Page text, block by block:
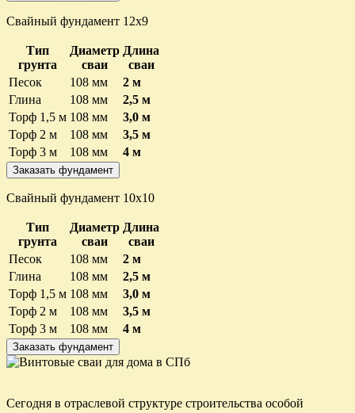
Свайный фундамент 12х9
Тип
грунта
Диаметр
сваи
Длина
сваи
Песок
108 мм
2 м
Глина
108 мм
2,5 м
Торф 1,5 м 108 мм
3,0 м
Торф 2 м
108 мм
3,5 м
Торф 3 м
108 мм 4 м
Заказать фундамент
Свайный фундамент 10х10
Тип
грунта
Диаметр
сваи
Длина
сваи
Песок
108 мм
2 м
Глина
108 мм
2,5 м
Торф 1,5 м 108 мм
3,0 м
Торф 2 м
108 мм
3,5 м
Торф 3 м
108 мм 4 м
Заказать фундамент
Сегодня в отраслевой структуре строительства особой